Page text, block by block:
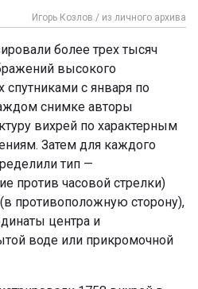
Игорь Козлов / из личного архива
более трех тысяч
высокого
с января по
снимке авторы
вихрей по характерным
Затем для каждого
тип —
против часовой стрелки)
противоположную сторону),
центра и
воде или прикромочной